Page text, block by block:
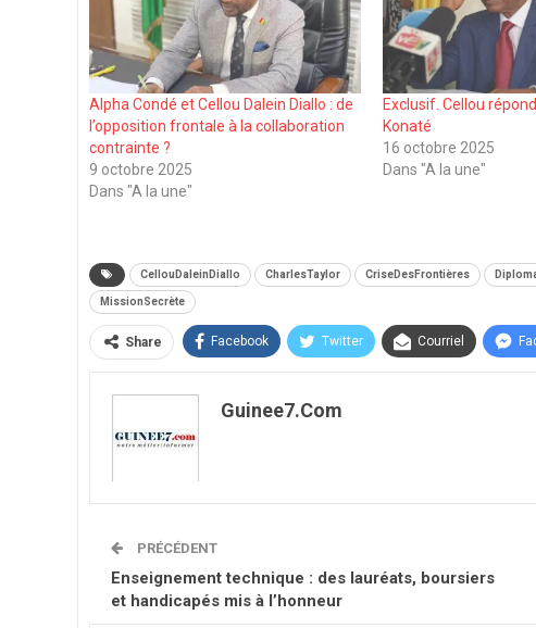
Alpha Condé et Cellou Dalein Diallo : de
l’opposition frontale à la collaboration
contrainte ?
9 octobre 2025
Dans "A la une"
Exclusif. Cellou
Konaté
16 octobre 2025
Dans "A la une"
CellouDaleinDiallo CharlesTaylor CriseDesFrontières
MissionSecrète
Share Facebook Twitter Courriel
Guinee7.com
PRÉCÉDENT
Enseignement technique : des lauréats, boursiers
et handicapés mis à l’honneur